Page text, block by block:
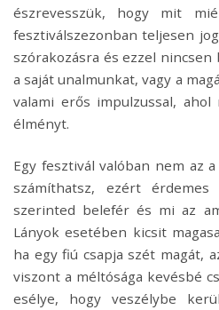
észrevesszük, hogy mit
fesztiválszezonban teljesen
szórakozásra és ezzel nincsen
a saját unalmunkat, vagy a
valami erős impulzussal,
élményt.
Egy fesztivál valóban nem az
számíthatsz, ezért
szerinted belefér és mi az
Lányok esetében kicsit
ha egy fiú csapja szét magát,
viszont a méltósága kevésbé
esélye, hogy veszélybe